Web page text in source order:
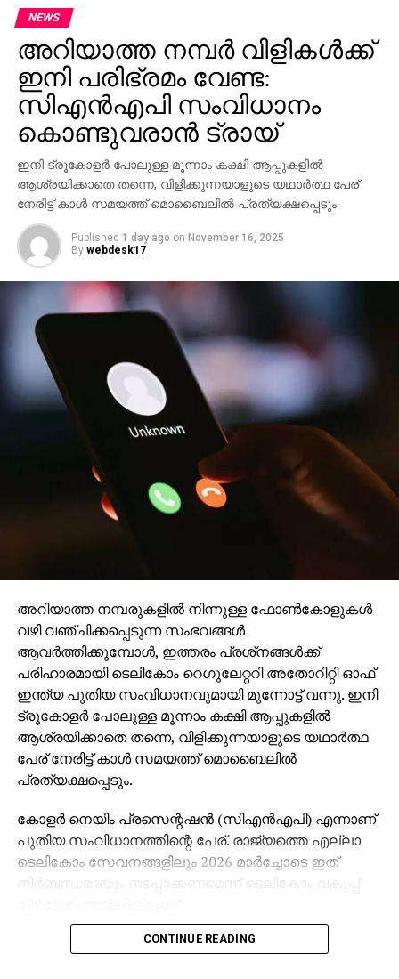
NEWS
അറിയാത്ത നമ്പര്‍ വിളികള്‍ക്ക്
ഇനി പരിഭ്രമം വേണ്ട:
സിഎന്‍എപി സംവിധാനം
കൊണ്ടുവരാന്‍ ട്രായ്
ഇനി ട്രൂകോളര്‍ പോലുള്ള മൂന്നാം കക്ഷി ആപ്പുകളില്‍
ആശ്രയിക്കാതെ തന്നെ, വിളിക്കുന്നയാളുടെ യഥാര്‍ത്ഥ പേര്
നേരിട്ട് കാള്‍ സമയത്ത് മൊബൈലില്‍ പ്രത്യക്ഷപ്പെടും.
Published 1 day ago on November 16, 2025
By webdesk17
അറിയാത്ത നമ്പരുകളില്‍ നിന്നുള്ള ഫോണ്‍കോളുകള്‍
വഴി വഞ്ചിക്കപ്പെടുന്ന സംഭവങ്ങള്‍
ആവര്‍ത്തിക്കുമ്പോള്‍, ഇത്തരം പ്രശ്‌നങ്ങള്‍ക്ക്
പരിഹാരമായി ടെലികോം റെഗുലേറ്ററി അതോറിറ്റി ഓഫ്
ഇന്ത്യ പുതിയ സംവിധാനവുമായി മുന്നോട്ട് വന്നു. ഇനി
ട്രൂകോളര്‍ പോലുള്ള മൂന്നാം കക്ഷി ആപ്പുകളില്‍
ആശ്രയിക്കാതെ തന്നെ, വിളിക്കുന്നയാളുടെ യഥാര്‍ത്ഥ
പേര് നേരിട്ട് കാള്‍ സമയത്ത് മൊബൈലില്‍
പ്രത്യക്ഷപ്പെടും.
കോളര്‍ നെയിം പ്രസെന്റഷന്‍ (സിഎന്‍എപി) എന്നാണ്
പുതിയ സംവിധാനത്തിന്റെ പേര്. രാജ്യത്തെ എല്ലാ
ടെലികോം സേവനങ്ങളിലും 2026 മാര്‍ച്ചോടെ ഇത്
നിര്‍ബന്ധമായും നടപ്പാക്കണമെന്ന് ടെലികോം വകുപ്പ്
വിശ്വാസ്യത വര്‍ധിപ്പിക്കുകയും തട്ടിപ്പ്, സ്പാം,
CONTINUE READING